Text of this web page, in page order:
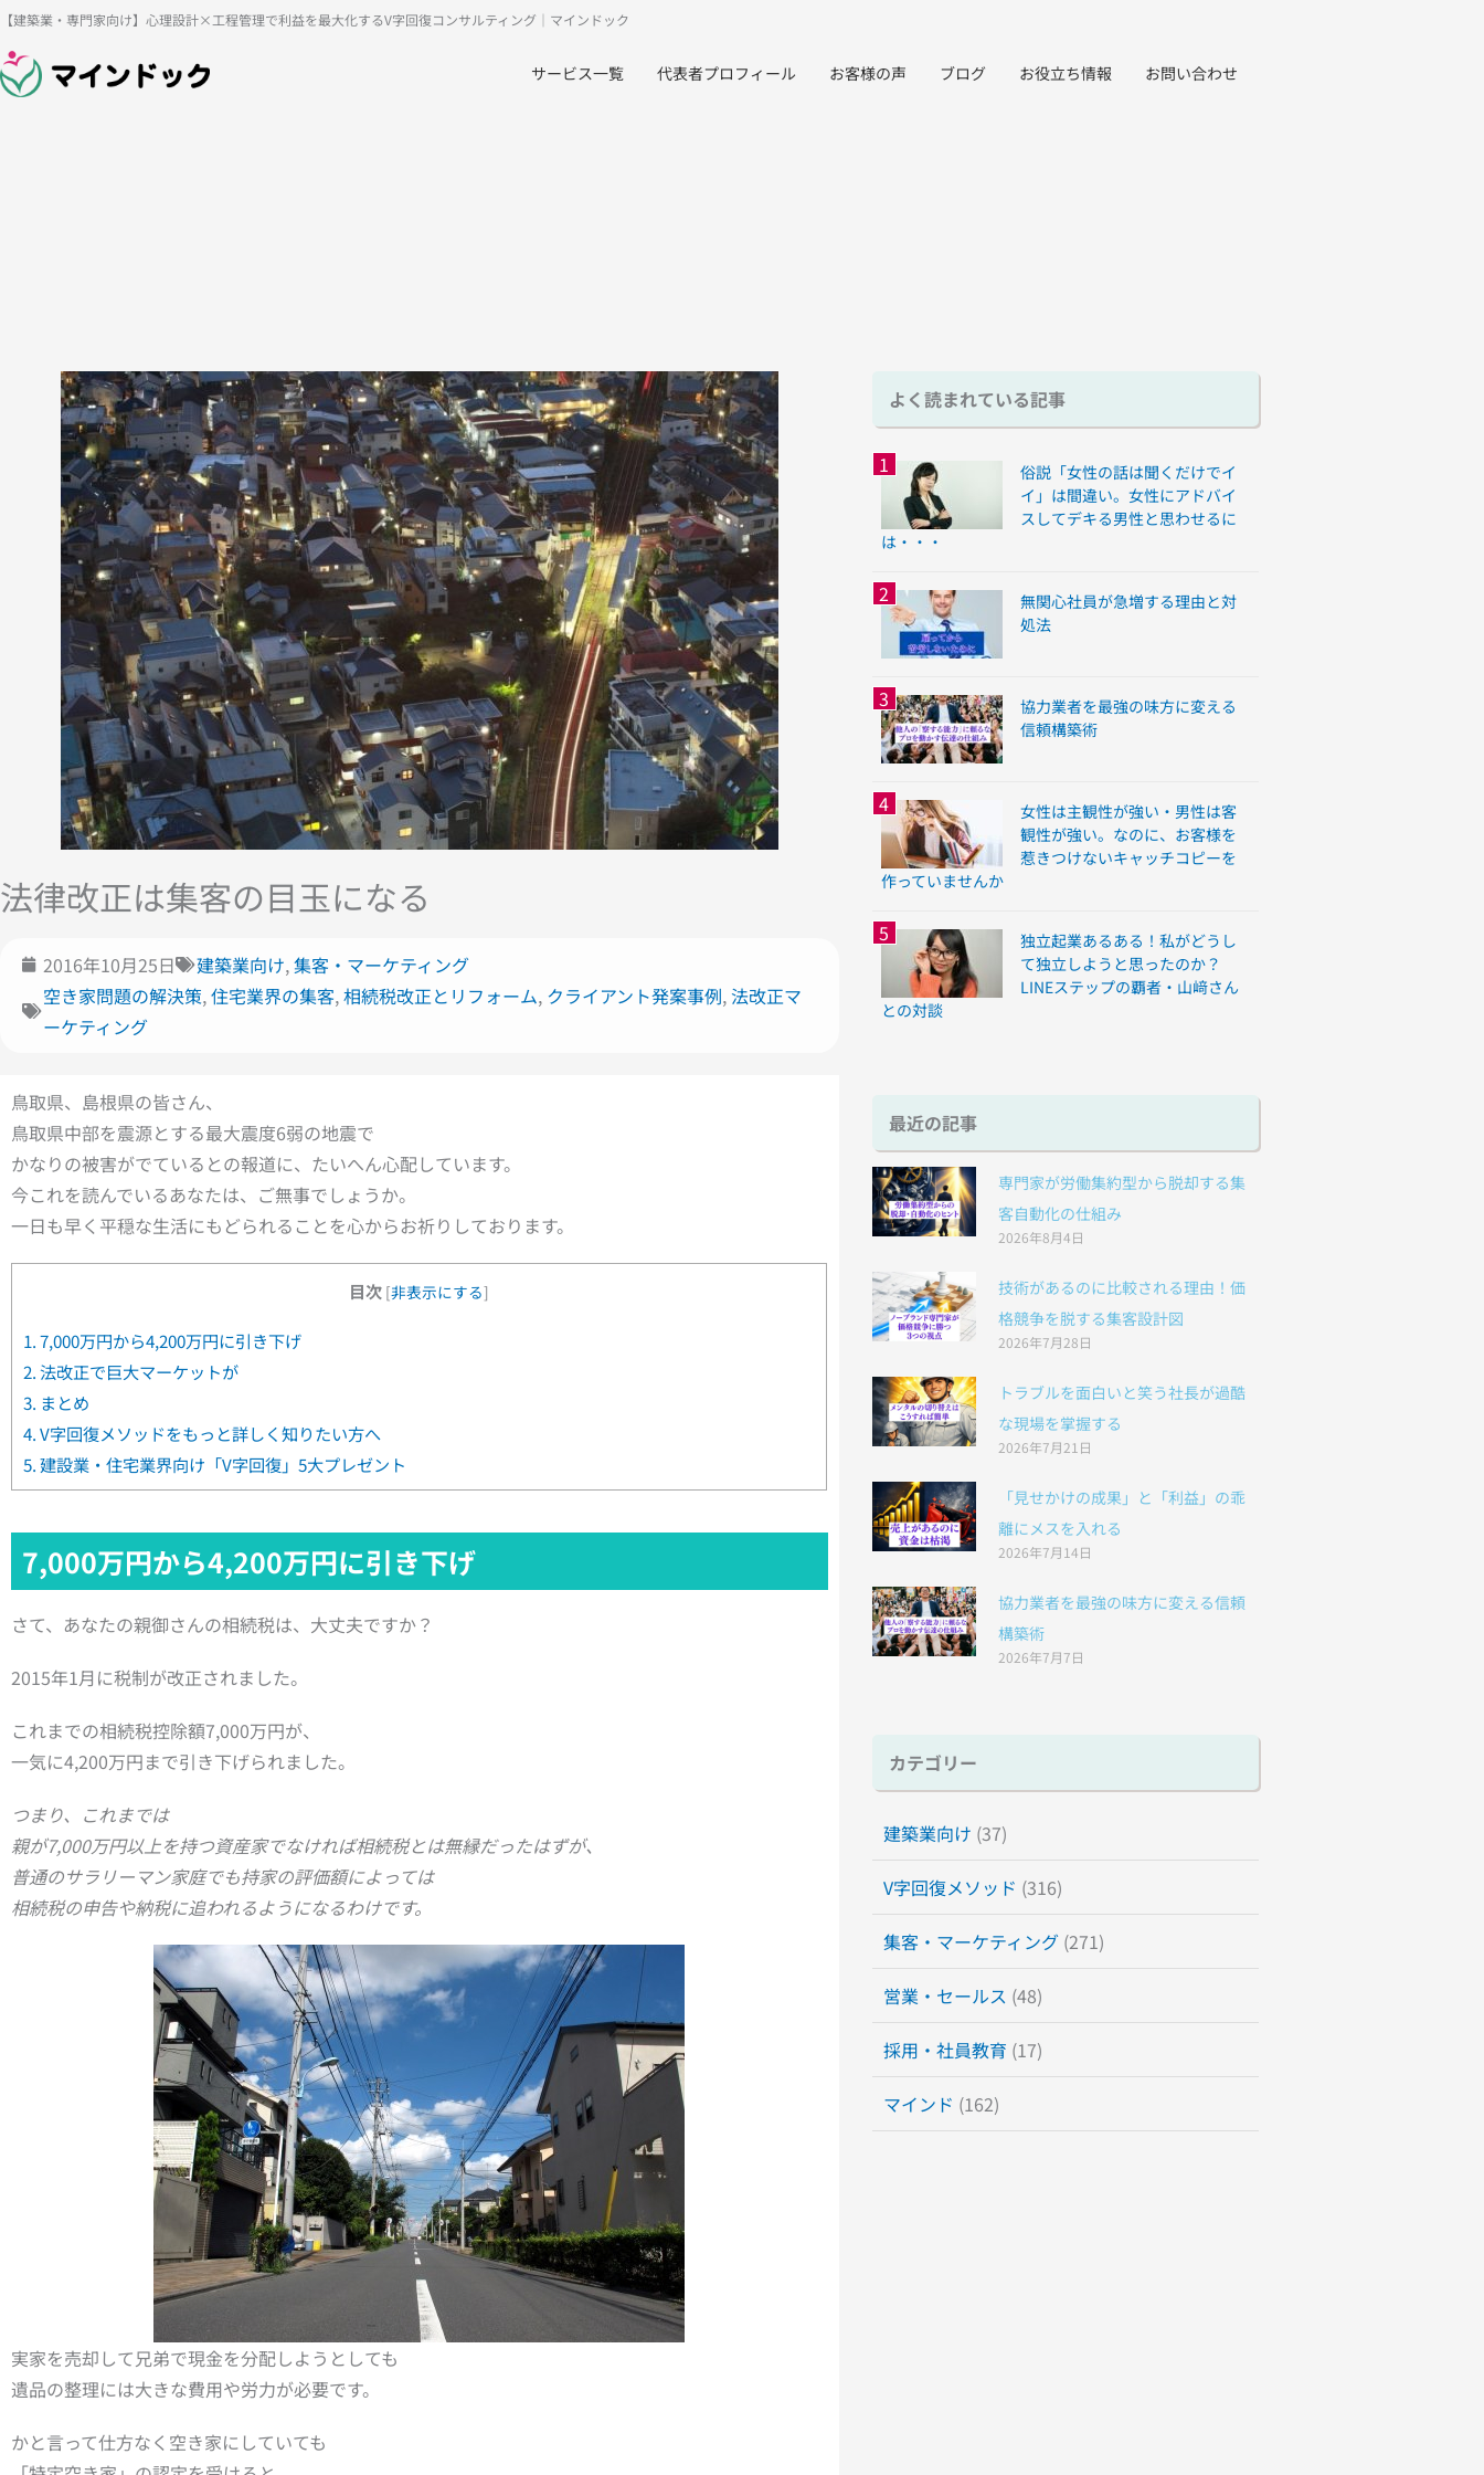
内
容
を
【建築業・専門家向け】心理設計×工程管理で利益を最大化するV字回復コンサルティング｜マインドック
サービス一覧 代表者プロフィール お客様の声 ブログ お役立ち情報 お問い合わせ
法律改正は集客の目玉になる
2016年10月25日 建築業向け,集客・マーケティング
空き家問題の解決策,住宅業界の集客,相続税改正とリフォーム, クライアント発案事例,法改正マ
ーケティング
鳥取県、島根県の皆さん、
鳥取県中部を震源とする最大震度6弱の地震で
かなりの被害がでているとの報道に、たいへん心配しています。
今これを読んでいるあなたは、ご無事でしょうか。
一日も早く平穏な生活にもどられることを心からお祈りしております。
目次 [非表示にする]
1.7,000万円から4,200万円に引き下げ
2.法改正で巨大マーケットが
3. まとめ
4.V字回復メソッドをもっと詳しく知りたい方へ
5.建設業・住宅業界向け「V字回復」5大プレゼント
7,000万円から4,200万円に引き下げ
さて、あなたの親御さんの相続税は、大丈夫ですか？
2015年1月に税制が改正されました。
これまでの相続税控除額7,000万円が、
一気に4,200万円まで引き下げられました。
つまり、これまでは
親が7,000万円以上を持つ資産家でなければ相続税とは無縁だったはずが、
普通のサラリーマン家庭でも持家の評価額によっては
相続税の申告や納税に追われるようになるわけです。
実家を売却して兄弟で現金を分配しようとしても
遺品の整理には大きな費用や労力が必要です。
かと言って仕方なく空き家にしていても
よく読まれている記事
俗説「女性の話は聞くだけでイ
イ」は間違い。女性にアドバイ
スしてデキる男性と思わせるに
は・・・
無関心社員が急増する理由と対
処法
協力業者を最強の味方に変える
信頼構築術
女性は主観性が強い・男性は客
観性が強い。なのに、お客様を
惹きつけないキャッチコピーを
作っていませんか
独立起業あるある！私がどうし
て独立しようと思ったのか？
LINEステップの覇者・山﨑さん
との対談
最近の記事
専門家が労働集約型から脱却する集
客自動化の仕組み
2026年8月4日
技術があるのに比較される理由！価
格競争を脱する集客設計図
2026年7月28日
トラブルを面白いと笑う社長が過酷
な現場を掌握する
2026年7月21日
「見せかけの成果」と「利益」の乖
離にメスを入れる
2026年7月14日
協力業者を最強の味方に変える信頼
構築術
2026年7月7日
カテゴリー
建築業向け (37)
V字回復メソッド (316)
集客・マーケティング(271)
営業・セールス (48)
採用・社員教育 (17)
マインド (162)